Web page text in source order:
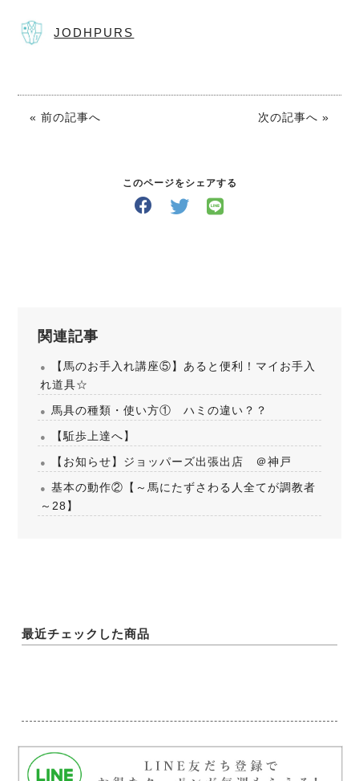
JODHPURS
« 前の記事へ 次の記事へ »
このページをシェアする
関連記事
【馬のお手入れ講座⑤】あると便利！マイお手入
れ道具☆
馬具の種類・使い方① ハミの違い？？
【駈歩上達へ】
【お知らせ】ジョッパーズ出張出店 ＠神戸
基本の動作②【～馬にたずさわる人全てが調教者
～28】
最近チェックした商品